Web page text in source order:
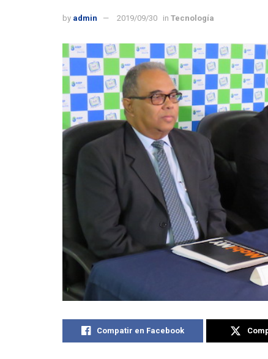
by admin 2019/09/30 in Tecnología
Compatir en Facebook